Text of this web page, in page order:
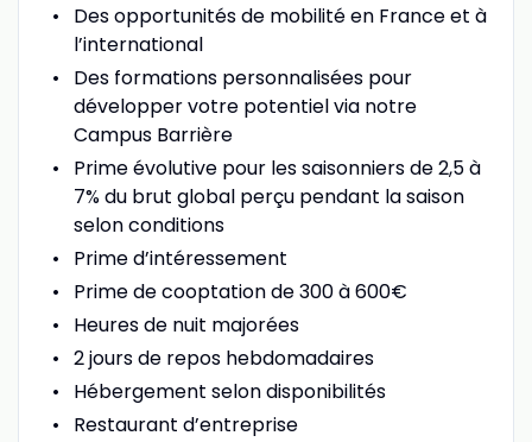
Des opportunités de mobilité en France et à
l’international
Des formations personnalisées pour
développer votre potentiel via notre
Campus Barrière
Prime évolutive pour les saisonniers de 2,5 à
7% du brut global perçu pendant la saison
selon conditions
Prime d’intéressement
Prime de cooptation de 300 à 600€
Heures de nuit majorées
2 jours de repos hebdomadaires
Hébergement selon disponibilités
Restaurant d’entreprise